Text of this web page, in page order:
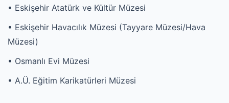
• Eskişehir Atatürk ve Kültür Müzesi
• Eskişehir Havacılık Müzesi (Tayyare Müzesi/Hava
Müzesi)
• Osmanlı Evi Müzesi
• A.Ü. Eğitim Karikatürleri Müzesi